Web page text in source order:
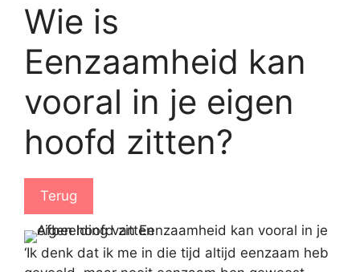
Wie is
Eenzaamheid kan
vooral in je eigen
hoofd zitten?
Terug
‘Ik denk dat ik me in die tijd altijd eenzaam heb